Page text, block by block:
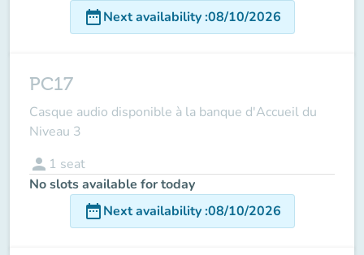
date_rangeNext availability:08/10/2026
PC17
Casque audio disponible à la banque d'Accueil du
Niveau 3
person 1 seat
No slots available for today
date_rangeNext availability:08/10/2026